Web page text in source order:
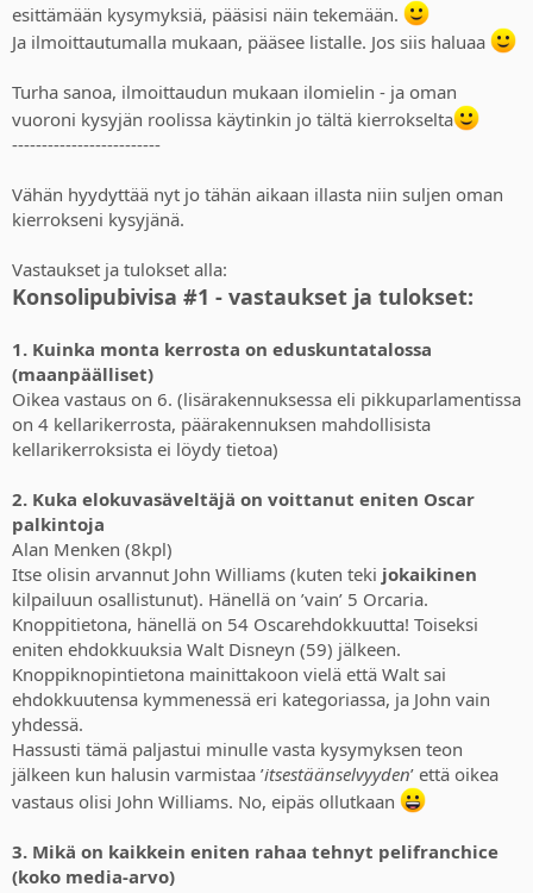
esittämään kysymyksiä, pääsisi näin tekemään.
Ja ilmoittautumalla mukaan, pääsee listalle. Jos siis haluaa
Turha sanoa, ilmoittaudun mukaan ilomielin - ja oman
vuoroni kysyjän roolissa käytinkin jo tältä kierrokselta
-------------------------
Vähän hyydyttää nyt jo tähän aikaan illasta niin suljen oman
kierrokseni kysyjänä.
Vastaukset ja tulokset alla:
Konsolipubivisa #1 - vastaukset ja tulokset:
1. Kuinka monta kerrosta on eduskuntatalossa
(maanpäälliset)
Oikea vastaus on 6. (lisärakennuksessa eli pikkuparlamentissa
on 4 kellarikerrosta, päärakennuksen mahdollisista
kellarikerroksista ei löydy tietoa)
2. Kuka elokuvasäveltäjä on voittanut eniten Oscar
palkintoja
Alan Menken (8kpl)
Itse olisin arvannut John Williams (kuten teki jokaikinen
kilpailuun osallistunut). Hänellä on ’vain’ 5 Orcaria.
Knoppitietona, hänellä on 54 Oscarehdokkuutta! Toiseksi
eniten ehdokkuuksia Walt Disneyn (59) jälkeen.
Knoppiknopintietona mainittakoon vielä että Walt sai
ehdokkuutensa kymmenessä eri kategoriassa, ja John vain
yhdessä.
Hassusti tämä paljastui minulle vasta kysymyksen teon
jälkeen kun halusin varmistaa ’itsestäänselvyyden’ että oikea
vastaus olisi John Williams. No, eipäs ollutkaan
3. Mikä on kaikkein eniten rahaa tehnyt pelifranchice
(koko media-arvo)